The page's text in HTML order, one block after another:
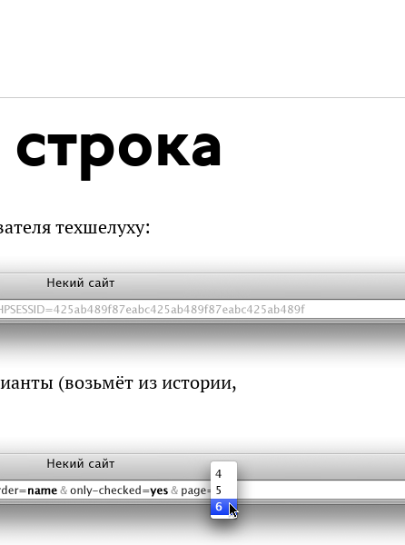
техшелуху:
(возьмёт из истории,